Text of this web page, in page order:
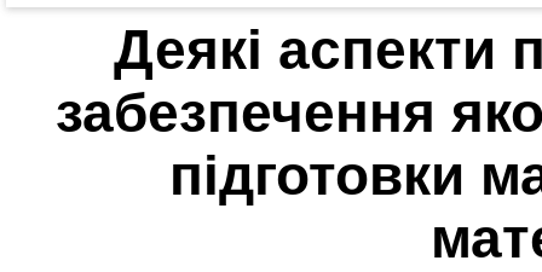
Деякі аспекти
забезпечення
підготовки